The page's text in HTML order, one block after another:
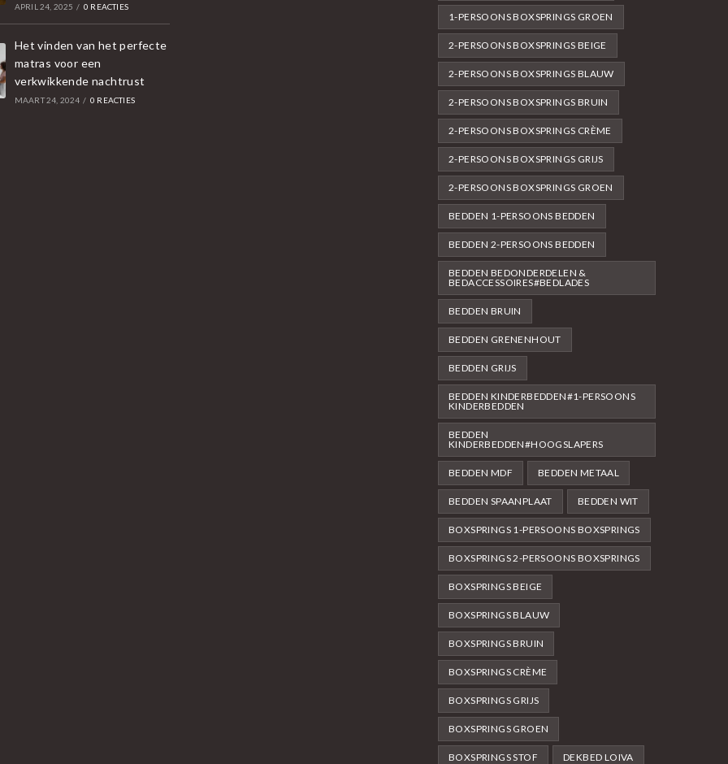
APRIL 24, 2025 / 0 REACTIES
Het vinden van het perfecte
matras voor een
verkwikkende nachtrust
MAART 24, 2024 / 0 REACTIES
1-PERSOONS BOXSPRINGS GROEN
2-PERSOONS BOXSPRINGS BEIGE
2-PERSOONS BOXSPRINGS BLAUW
2-PERSOONS BOXSPRINGS BRUIN
2-PERSOONS BOXSPRINGS CRÈME
2-PERSOONS BOXSPRINGS GRIJS
2-PERSOONS BOXSPRINGS GROEN
BEDDEN 1-PERSOONS BEDDEN
BEDDEN 2-PERSOONS BEDDEN
BEDDEN BEDONDERDELEN &
BEDACCESSOIRES#BEDLADES
BEDDEN BRUIN
BEDDEN GRENENHOUT
BEDDEN GRIJS
BEDDEN KINDERBEDDEN#1-PERSOONS
KINDERBEDDEN
BEDDEN
KINDERBEDDEN#HOOGSLAPERS
BEDDEN MDF BEDDEN METAAL
BEDDEN SPAANPLAAT BEDDEN WIT
BOXSPRINGS 1-PERSOONS BOXSPRINGS
BOXSPRINGS 2-PERSOONS BOXSPRINGS
BOXSPRINGS BEIGE
BOXSPRINGS BLAUW
BOXSPRINGS BRUIN
BOXSPRINGS CRÈME
BOXSPRINGS GRIJS
BOXSPRINGS GROEN
BOXSPRINGS STOF DEKBED LOIVA